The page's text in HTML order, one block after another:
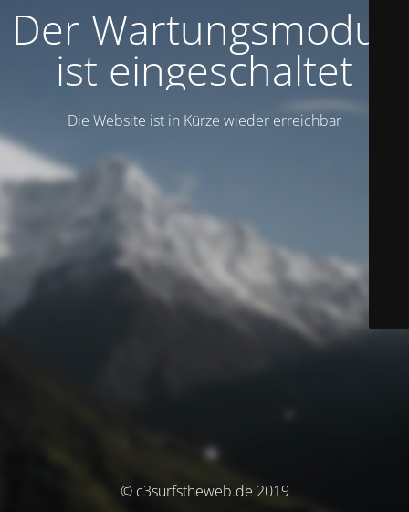
Der Wartungsmodus
ist eingeschaltet
Die Website ist in Kürze wieder erreichbar
© c3surfstheweb.de 2019